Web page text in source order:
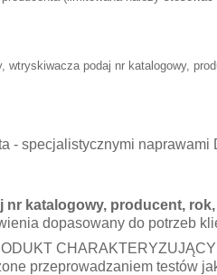
podaj nr katalogowy,
- specjalistycznymi naprawami
nr katalogowy, producent, rok,
dopasowany do potrzeb
przeprowadzaniem testów